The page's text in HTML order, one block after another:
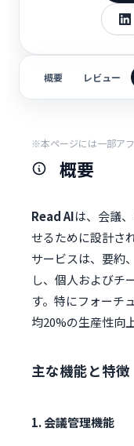
概要 レビュー
※本ページには一部ア
概要
Read AIは、会議
せるために設計さ
サービスは、要約
し、個人およびチ
す。特にフォーチ
均20%の生産性向
主な機能と特徴
1. 会議管理機能